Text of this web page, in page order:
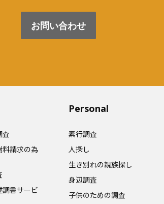
お問い合わせ
査
料請求の為
調書サービ
Personal
素行調査
人探し
生き別れの親族探し
身辺調査
子供のための調査